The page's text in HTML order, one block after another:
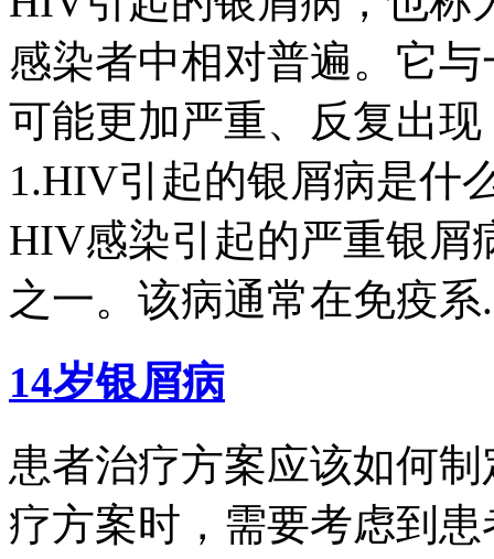
感染者中相对普遍。它
可能更加严重、反复出
1.HIV引起的银屑病是什
HIV感染引起的严重银屑
之一。该病通常在免疫系
14岁银屑病
患者治疗方案应该如何
疗方案时，需要考虑到